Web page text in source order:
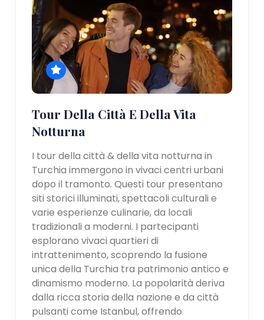
Tour Della Città E Della Vita
Notturna
I tour della città & della vita notturna in
Turchia immergono in vivaci centri urbani
dopo il tramonto. Questi tour presentano
siti storici illuminati, spettacoli culturali e
varie esperienze culinarie, da locali
tradizionali a moderni. I partecipanti
esplorano vivaci quartieri di
intrattenimento, scoprendo la fusione
unica della Turchia tra patrimonio antico e
dinamismo moderno. La popolarità deriva
dalla ricca storia della nazione e da città
pulsanti come Istanbul, offrendo